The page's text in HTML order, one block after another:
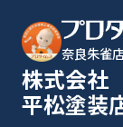
奈良朱雀
株式会社
平松塗装